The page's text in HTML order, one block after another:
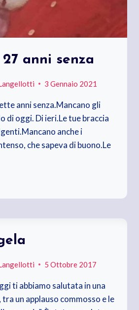
anni senza
3 Gennaio 2021
anni senza.Mancano gli
di oggi. Di ieri.Le tue braccia
anche i
che sapeva di buono.Le
5 Ottobre 2017
ti abbiamo salutata in una
un applauso commosso e le